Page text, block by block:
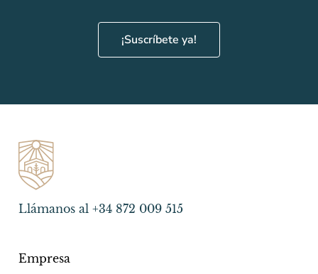
¡Suscríbete ya!
Llámanos al +34 872 009 515
Empresa